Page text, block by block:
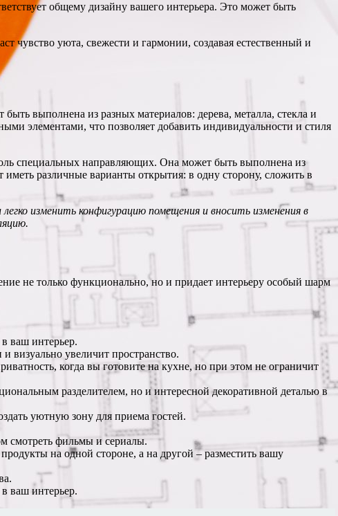
общему дизайну вашего интерьера. Это может быть
чувство уюта, свежести и гармонии, создавая естественный и
выполнена из разных материалов: дерева, металла, стекла и
элементами, что позволяет добавить индивидуальности и стиля
специальных направляющих. Она может быть выполнена из
различные варианты открытия: в одну сторону, сложить в
изменить конфигурацию помещения и вносить изменения в
не только функционально, но и придает интерьеру особый шарм
ваш интерьер.
визуально увеличит пространство.
когда вы готовите на кухне, но при этом не ограничит
разделителем, но и интересной декоративной деталью в
уютную зону для приема гостей.
смотреть фильмы и сериалы.
на одной стороне, а на другой – разместить вашу
ваш интерьер.